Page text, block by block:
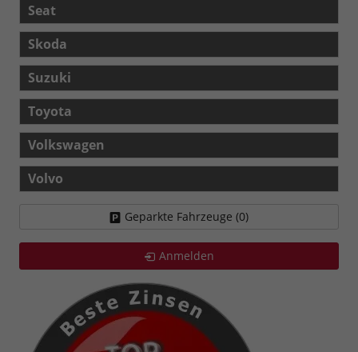
Seat
Skoda
Suzuki
Toyota
Volkswagen
Volvo
Geparkte Fahrzeuge (0)
Anmelden